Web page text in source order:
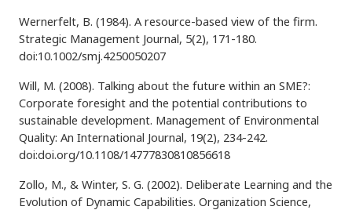
Wernerfelt, B. (1984). A resource-based view of the firm.
Strategic Management Journal, 5(2), 171-180.
doi:10.1002/smj.4250050207
Will, M. (2008). Talking about the future within an SME?:
Corporate foresight and the potential contributions to
sustainable development. Management of Environmental
Quality: An International Journal, 19(2), 234-242.
doi:doi.org/10.1108/14777830810856618
Zollo, M., & Winter, S. G. (2002). Deliberate Learning and the
Evolution of Dynamic Capabilities. Organization Science,